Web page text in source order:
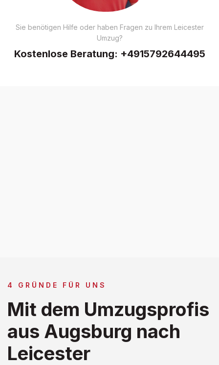
Sie benötigen Hilfe oder haben Fragen zu Ihrem Leicester
Umzug?
Kostenlose Beratung: +4915792644495
4 GRÜNDE FÜR UNS
Mit dem Umzugsprofis
aus Augsburg nach
Leicester